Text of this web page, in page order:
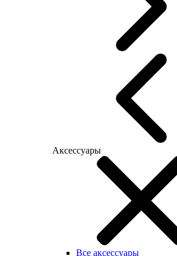
Аксессуары
Все аксессуары